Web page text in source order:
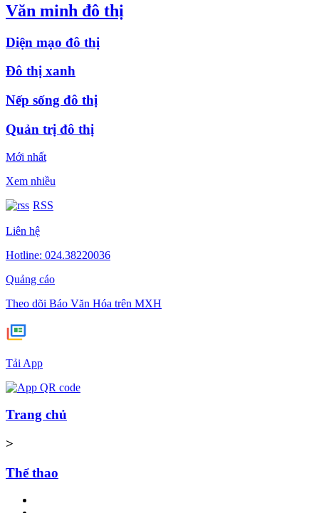
Văn minh đô thị
Diện mạo đô thị
Đô thị xanh
Nếp sống đô thị
Quản trị đô thị
Mới nhất
Xem nhiều
RSS
Liên hệ
Hotline: 024.38220036
Quảng cáo
Theo dõi Báo Văn Hóa trên MXH
Tải App
Trang chủ
>
Thể thao